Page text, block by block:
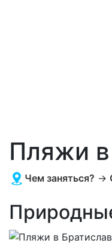
Пляжи
Чем заняться? →